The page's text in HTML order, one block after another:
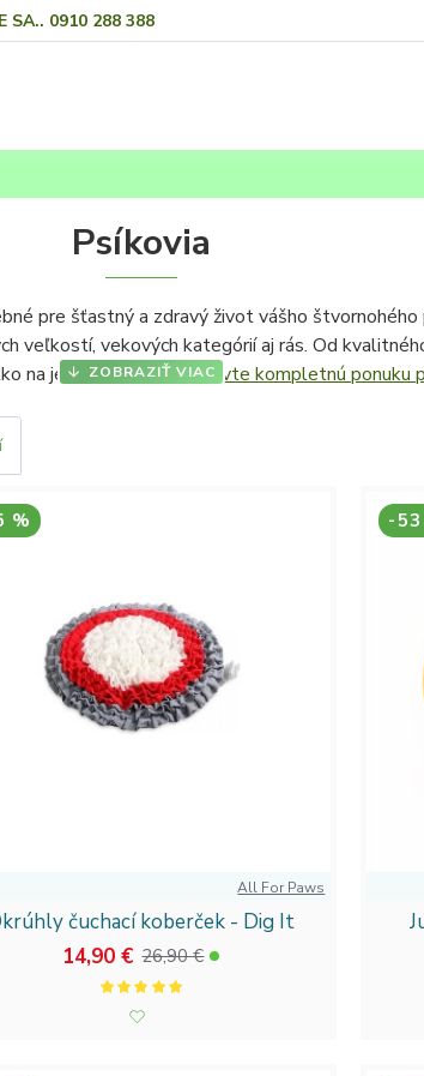
SA.. 0910 288 388
Psíkovia
pre šťastný a zdravý život vášho
veľkostí, vekových kategórií aj rás. Od
na jednom mieste.Objavte kompletnú ponuku
– podporujú vitalitu, zdravie srsti aj silné
misky a ďalšie nevyhnutnosti pre každodenný
psíka a pomôžu s výcvikom.
psa.
ponuky a poskytnite mu starostlivosť, akú si
nájdete množstvo ďalších skvelých produktov.
Pozrite si našu ponuku ešte dnes a
a obľúbené produkty pre psov
a zistite,
to najlepšie a pridajte sa k našim spokojným
%
All For Paws
čuchací koberček - Dig It
14,90 € 26,90 €
-53